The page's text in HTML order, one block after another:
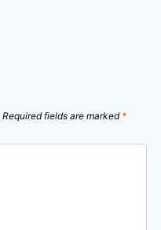
Required fields are marked *